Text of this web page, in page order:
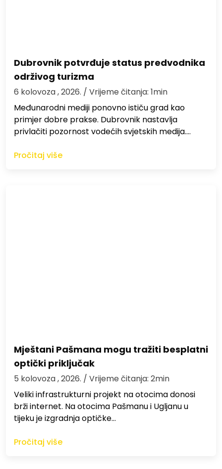
Dubrovnik potvrđuje status predvodnika
održivog turizma
6 kolovoza , 2026. / Vrijeme čitanja: 1min
Međunarodni mediji ponovno ističu grad kao
primjer dobre prakse. Dubrovnik nastavlja
privlačiti pozornost vodećih svjetskih medija.…
Pročitaj više
Mještani Pašmana mogu tražiti besplatni
optički priključak
5 kolovoza , 2026. / Vrijeme čitanja: 2min
Veliki infrastrukturni projekt na otocima donosi
brži internet. Na otocima Pašmanu i Ugljanu u
tijeku je izgradnja optičke…
Pročitaj više